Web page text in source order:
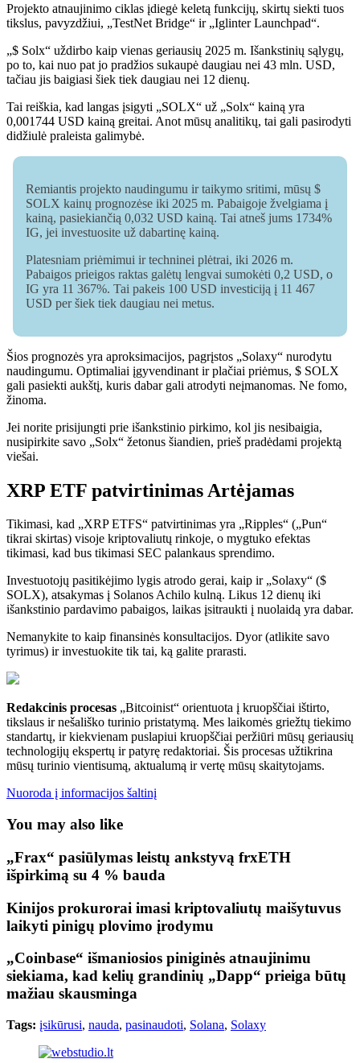
Projekto atnaujinimo ciklas įdiegė keletą funkcijų, skirtų siekti tuos
tikslus, pavyzdžiui, „TestNet Bridge“ ir „Iglinter Launchpad“.
„$ Solx“ uždirbo kaip vienas geriausių 2025 m. Išankstinių sąlygų,
po to, kai nuo pat jo pradžios sukaupė daugiau nei 43 mln. USD,
tačiau jis baigiasi šiek tiek daugiau nei 12 dienų.
Tai reiškia, kad langas įsigyti „SOLX“ už „Solx“ kainą yra
0,001744 USD kainą greitai. Anot mūsų analitikų, tai gali pasirodyti
didžiulė praleista galimybė.
Remiantis projekto naudingumu ir taikymo sritimi, mūsų $
SOLX kainų prognozėse iki 2025 m. Pabaigoje žvelgiama į
kainą, pasiekiančią 0,032 USD kainą. Tai atneš jums 1734%
IG, jei investuosite už dabartinę kainą.
Platesniam priėmimui ir techninei plėtrai, iki 2026 m.
Pabaigos prieigos raktas galėtų lengvai sumokėti 0,2 USD, o
IG yra 11 367%. Tai pakeis 100 USD investiciją į 11 467
USD per šiek tiek daugiau nei metus.
Šios prognozės yra aproksimacijos, pagrįstos „Solaxy“ nurodytu
naudingumu. Optimaliai įgyvendinant ir plačiai priėmus, $ SOLX
gali pasiekti aukštį, kuris dabar gali atrodyti neįmanomas. Ne fomo,
žinoma.
Jei norite prisijungti prie išankstinio pirkimo, kol jis nesibaigia,
nusipirkite savo „Solx“ žetonus šiandien, prieš pradėdami projektą
viešai.
XRP ETF patvirtinimas Artėjamas
Tikimasi, kad „XRP ETFS“ patvirtinimas yra „Ripples“ („Pun“
tikrai skirtas) visoje kriptovaliutų rinkoje, o mygtuko efektas
tikimasi, kad bus tikimasi SEC palankaus sprendimo.
Investuotojų pasitikėjimo lygis atrodo gerai, kaip ir „Solaxy“ ($
SOLX), atsakymas į Solanos Achilo kulną. Likus 12 dienų iki
išankstinio pardavimo pabaigos, laikas įsitraukti į nuolaidą yra dabar.
Nemanykite to kaip finansinės konsultacijos. Dyor (atlikite savo
tyrimus) ir investuokite tik tai, ką galite prarasti.
Redakcinis procesas „Bitcoinist“ orientuota į kruopščiai ištirto,
tikslaus ir nešališko turinio pristatymą. Mes laikomės griežtų tiekimo
standartų, ir kiekvienam puslapiui kruopščiai peržiūri mūsų geriausių
technologijų ekspertų ir patyrę redaktoriai. Šis procesas užtikrina
mūsų turinio vientisumą, aktualumą ir vertę mūsų skaitytojams.
Nuoroda į informacijos šaltinį
You may also like
„Frax“ pasiūlymas leistų ankstyvą frxETH
išpirkimą su 4 % bauda
Kinijos prokurorai imasi kriptovaliutų maišytuvus
laikyti pinigų plovimo įrodymu
„Coinbase“ išmaniosios piniginės atnaujinimu
siekiama, kad kelių grandinių „Dapp“ prieiga būtų
mažiau skausminga
Tags: įsikūrusi, nauda, pasinaudoti, Solana, Solaxy